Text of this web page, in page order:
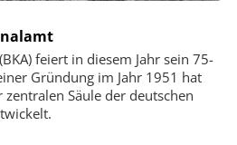
feiert in diesem Jahr sein 75-
Gründung im Jahr 1951 hat
Säule der deutschen